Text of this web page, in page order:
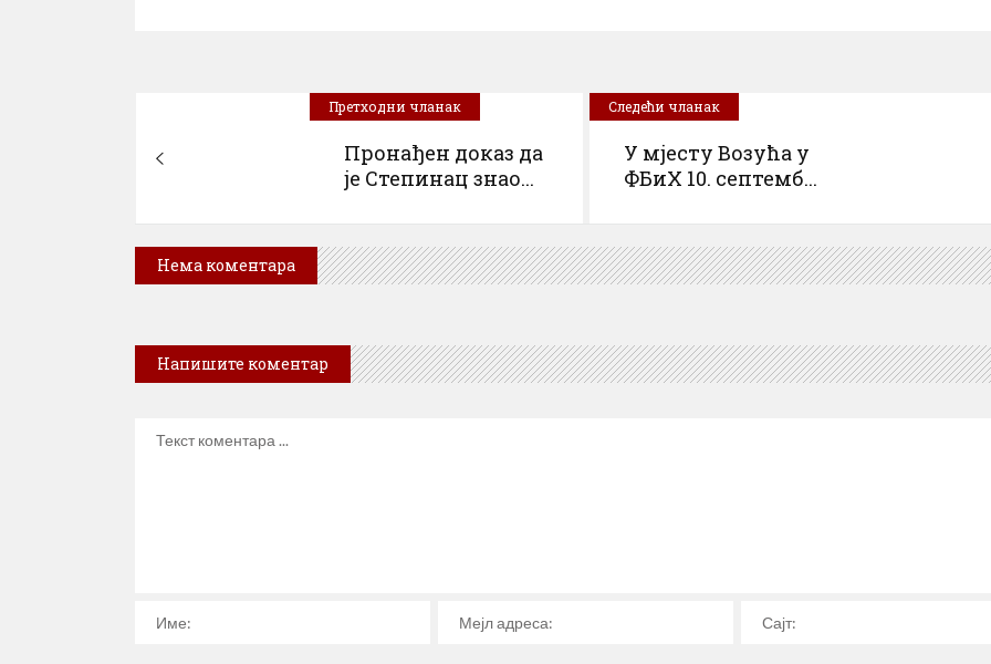
Претходни чланак
Пронађен доказ да
је Степинац знао...
Следећи чланак
У мјесту Возућа у
ФБиХ 10. септемб...
Нема коментара
Напишите коментар